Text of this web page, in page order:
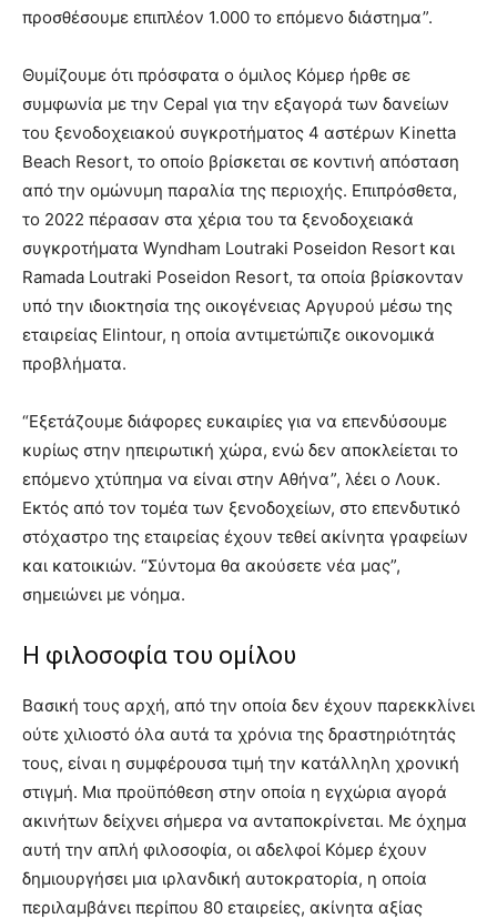
προσθέσουμε επιπλέον 1.000 το επόμενο διάστημα”.
Θυμίζουμε ότι πρόσφατα ο όμιλος Κόμερ ήρθε σε
συμφωνία με την Cepal για την εξαγορά των δανείων
του ξενοδοχειακού συγκροτήματος 4 αστέρων Kinetta
Beach Resort, το οποίο βρίσκεται σε κοντινή απόσταση
από την ομώνυμη παραλία της περιοχής. Επιπρόσθετα,
το 2022 πέρασαν στα χέρια του τα ξενοδοχειακά
συγκροτήματα Wyndham Loutraki Poseidon Resort και
Ramada Loutraki Poseidon Resort, τα οποία βρίσκονταν
υπό την ιδιοκτησία της οικογένειας Αργυρού μέσω της
εταιρείας Elintour, η οποία αντιμετώπιζε οικονομικά
προβλήματα.
“Εξετάζουμε διάφορες ευκαιρίες για να επενδύσουμε
κυρίως στην ηπειρωτική χώρα, ενώ δεν αποκλείεται το
επόμενο χτύπημα να είναι στην Αθήνα”, λέει ο Λουκ.
Εκτός από τον τομέα των ξενοδοχείων, στο επενδυτικό
στόχαστρο της εταιρείας έχουν τεθεί ακίνητα γραφείων
και κατοικιών. “Σύντομα θα ακούσετε νέα μας”,
σημειώνει με νόημα.
Η φιλοσοφία του ομίλου
Βασική τους αρχή, από την οποία δεν έχουν παρεκκλίνει
ούτε χιλιοστό όλα αυτά τα χρόνια της δραστηριότητάς
τους, είναι η συμφέρουσα τιμή την κατάλληλη χρονική
στιγμή. Μια προϋπόθεση στην οποία η εγχώρια αγορά
ακινήτων δείχνει σήμερα να ανταποκρίνεται. Με όχημα
αυτή την απλή φιλοσοφία, οι αδελφοί Κόμερ έχουν
δημιουργήσει μια ιρλανδική αυτοκρατορία, η οποία
περιλαμβάνει περίπου 80 εταιρείες, ακίνητα αξίας